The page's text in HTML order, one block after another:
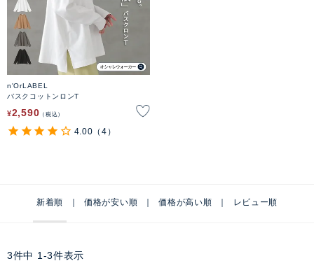
n'OrLABEL
バスクコットンロンT
¥2,590 税込
4.00 （4）
新着順 価格が安い順 価格が高い順 レビュー順
3件中 1 -3件表示